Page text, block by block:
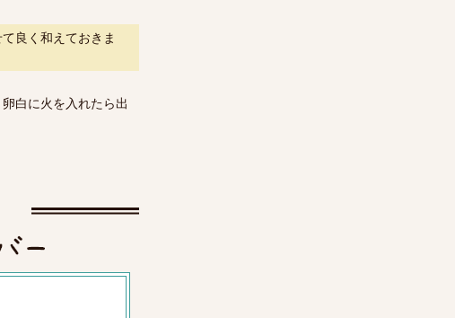
良く和えておきま
白に火を入れたら出